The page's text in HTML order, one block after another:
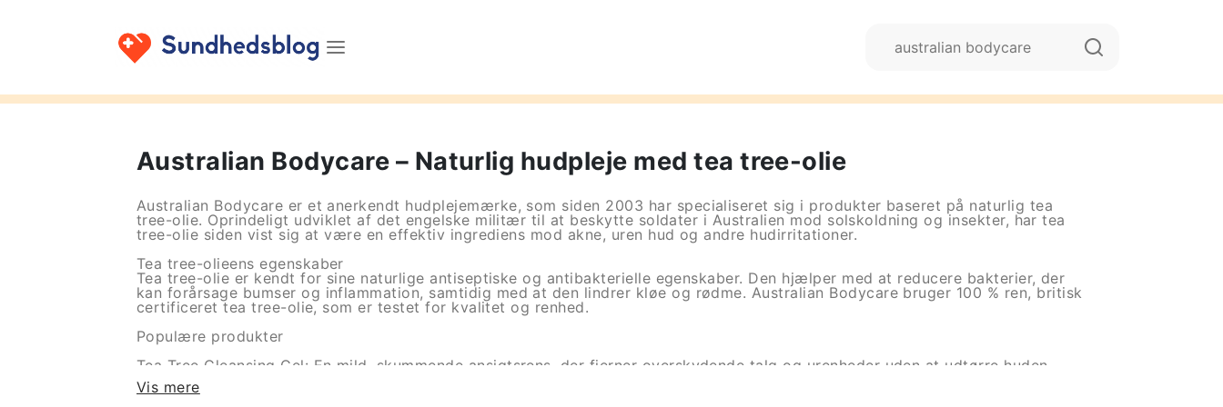
Australian Bodycare – Naturlig hudpleje med tea tree-olie
Australian Bodycare er et anerkendt hudplejemærke, som siden 2003 har specialiseret sig i produkter baseret på naturlig tea
tree-olie. Oprindeligt udviklet af det engelske militær til at beskytte soldater i Australien mod solskoldning og insekter, har tea
tree-olie siden vist sig at være en effektiv ingrediens mod akne, uren hud og andre hudirritationer.
Tea tree-olieens egenskaber
Tea tree-olie er kendt for sine naturlige antiseptiske og antibakterielle egenskaber. Den hjælper med at reducere bakterier, der
kan forårsage bumser og inflammation, samtidig med at den lindrer kløe og rødme. Australian Bodycare bruger 100 % ren, britisk
certificeret tea tree-olie, som er testet for kvalitet og renhed.
Populære produkter
Tea Tree Cleansing Gel: En mild, skummende ansigtsrens, der fjerner overskydende talg og urenheder uden at udtørre huden.
Tea Tree Oil Spot Treatment: En pensel-applikator med 100 % ren tea tree-olie, der målrettet behandler og tørrer bumser ud.
Vis mere